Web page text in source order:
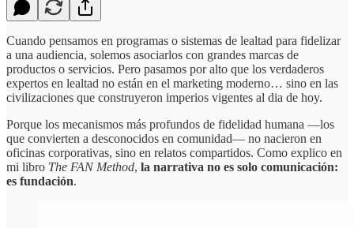
Cuando pensamos en programas o sistemas de lealtad para fidelizar
a una audiencia, solemos asociarlos con grandes marcas de
productos o servicios. Pero pasamos por alto que los verdaderos
expertos en lealtad no están en el marketing moderno… sino en las
civilizaciones que construyeron imperios vigentes al dia de hoy.
Porque los mecanismos más profundos de fidelidad humana —los
que convierten a desconocidos en comunidad— no nacieron en
oficinas corporativas, sino en relatos compartidos. Como explico en
mi libro The FAN Method, la narrativa no es solo comunicación:
es fundación.